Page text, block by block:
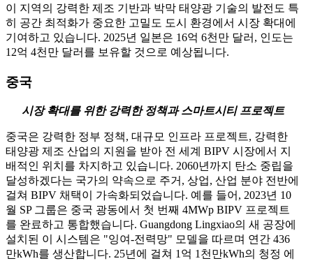
이 지역의 강력한 제조 기반과 박막 태양광 기술의 발전도 특
히 공간 최적화가 중요한 고밀도 도시 환경에서 시장 확대에
기여하고 있습니다. 2025년 일본은 16억 6천만 달러, 인도는
12억 4천만 달러를 보유할 것으로 예상됩니다.
중국
시장 확대를 위한 강력한 정책과 스마트시티 프로젝트
중국은 강력한 정부 정책, 대규모 인프라 프로젝트, 강력한
태양광 제조 산업의 지원을 받아 전 세계 BIPV 시장에서 지
배적인 위치를 차지하고 있습니다. 2060년까지 탄소 중립을
달성하겠다는 국가의 약속으로 주거, 상업, 산업 분야 전반에
걸쳐 BIPV 채택이 가속화되었습니다. 예를 들어, 2023년 10
월 SP 그룹은 중국 광동에서 첫 번째 4MWp BIPV 프로젝트
를 완료하고 통합했습니다. Guangdong Lingxiao의 새 공장에
설치된 이 시스템은 "잉여-전력망" 모델을 따르며 연간 436
만kWh를 생산합니다. 25년에 걸쳐 1억 1천만kWh의 청정 에